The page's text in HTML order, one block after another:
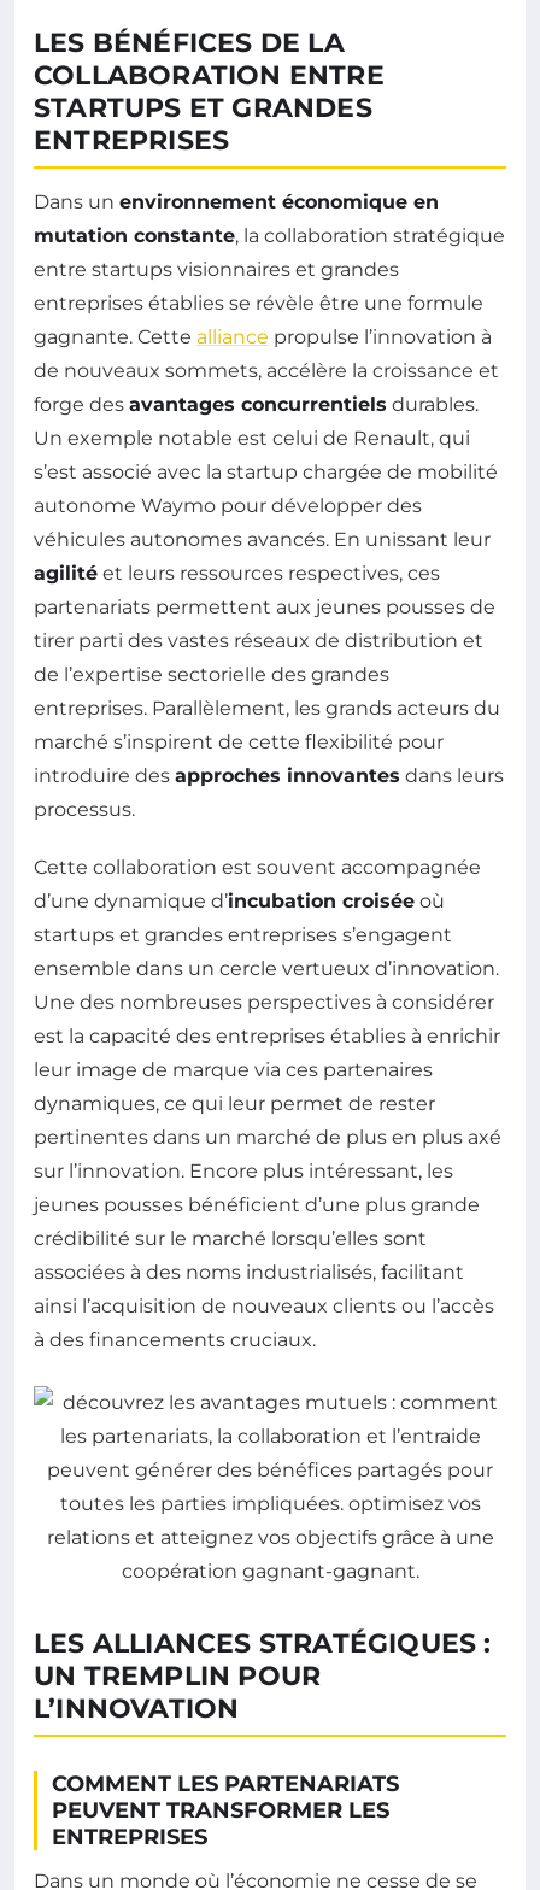
LES BÉNÉFICES DE LA
COLLABORATION ENTRE
STARTUPS ET GRANDES
ENTREPRISES
Dans un environnement économique en
mutation constante, la collaboration stratégique
entre startups visionnaires et grandes
entreprises établies se révèle être une formule
gagnante. Cette alliance propulse l’innovation à
de nouveaux sommets, accélère la croissance et
forge des avantages concurrentiels durables.
Un exemple notable est celui de Renault, qui
s’est associé avec la startup chargée de mobilité
autonome Waymo pour développer des
véhicules autonomes avancés. En unissant leur
agilité et leurs ressources respectives, ces
partenariats permettent aux jeunes pousses de
tirer parti des vastes réseaux de distribution et
de l’expertise sectorielle des grandes
entreprises. Parallèlement, les grands acteurs du
marché s’inspirent de cette flexibilité pour
introduire des approches innovantes dans leurs
processus.
Cette collaboration est souvent accompagnée
d’une dynamique d’incubation croisée où
startups et grandes entreprises s’engagent
ensemble dans un cercle vertueux d’innovation.
Une des nombreuses perspectives à considérer
est la capacité des entreprises établies à enrichir
leur image de marque via ces partenaires
dynamiques, ce qui leur permet de rester
pertinentes dans un marché de plus en plus axé
sur l’innovation. Encore plus intéressant, les
jeunes pousses bénéficient d’une plus grande
crédibilité sur le marché lorsqu’elles sont
associées à des noms industrialisés, facilitant
ainsi l’acquisition de nouveaux clients ou l’accès
à des financements cruciaux.
LES ALLIANCES STRATÉGIQUES :
UN TREMPLIN POUR
L’INNOVATION
COMMENT LES PARTENARIATS
PEUVENT TRANSFORMER LES
ENTREPRISES
Dans un monde où l’économie ne cesse de se